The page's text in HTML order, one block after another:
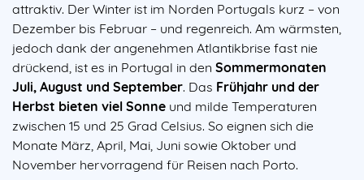
attraktiv. Der Winter ist im Norden Portugals kurz – von
Dezember bis Februar – und regenreich. Am wärmsten,
jedoch dank der angenehmen Atlantikbrise fast nie
drückend, ist es in Portugal in den Sommermonaten
Juli, August und September. Das Frühjahr und der
Herbst bieten viel Sonne und milde Temperaturen
zwischen 15 und 25 Grad Celsius. So eignen sich die
Monate März, April, Mai, Juni sowie Oktober und
November hervorragend für Reisen nach Porto.